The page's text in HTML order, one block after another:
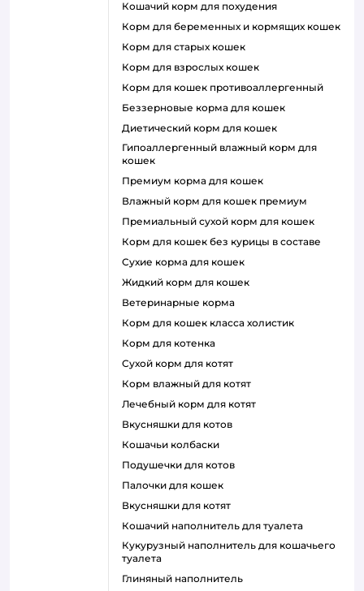
кошачий корм для похудения
корм для беременных и кормящих кошек
корм для старых кошек
корм для взрослых кошек
корм для кошек противоаллергенный
беззерновые корма для кошек
диетический корм для кошек
гипоаллергенный влажный корм для
кошек
премиум корма для кошек
влажный корм для кошек премиум
премиальный сухой корм для кошек
корм для кошек без курицы в составе
сухие корма для кошек
жидкий корм для кошек
ветеринарные корма
корм для кошек класса холистик
корм для котенка
сухой корм для котят
корм влажный для котят
лечебный корм для котят
вкусняшки для котов
кошачьи колбаски
подушечки для котов
палочки для кошек
вкусняшки для котят
кошачий наполнитель для туалета
кукурузный наполнитель для кошачьего
туалета
глиняный наполнитель